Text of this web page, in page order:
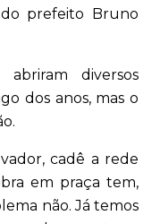
prefeito Bruno
diversos
dos anos, mas o
cadê a rede
em praça tem,
não. Já temos